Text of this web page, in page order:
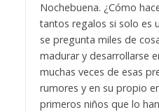
Nochebuena. ¿Cómo
tantos regalos si solo es
se pregunta miles de
madurar y desarrollarse
muchas veces de esas
rumores y en su propio
primeros niños que lo